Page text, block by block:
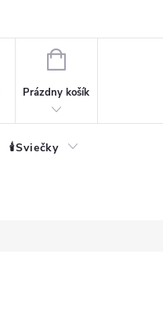
NÁKUPNÝ
Prázdny košík
🕯️Sviečky